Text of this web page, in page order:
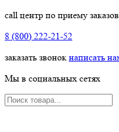
call центр по приему заказов
8 (800) 222-21-52
заказать звонок написать
Мы в социальных сетях